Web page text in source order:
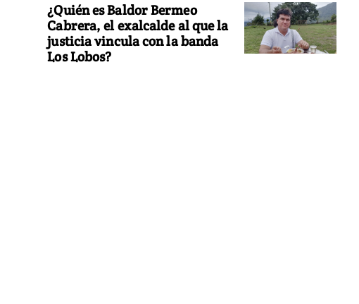
¿Quién es Baldor Bermeo
Cabrera, el exalcalde al que la
justicia vincula con la banda
Los Lobos?